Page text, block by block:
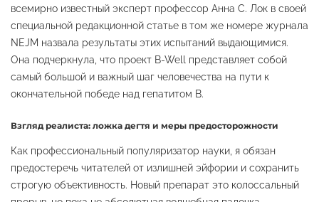
всемирно известный эксперт профессор Анна С. Лок в своей
специальной редакционной статье в том же номере журнала
NEJM назвала результаты этих испытаний выдающимися.
Она подчеркнула, что проект B-Well представляет собой
самый большой и важный шаг человечества на пути к
окончательной победе над гепатитом B.
Взгляд реалиста: ложка дегтя и меры предосторожности
Как профессиональный популяризатор науки, я обязан
предостеречь читателей от излишней эйфории и сохранить
строгую объективность. Новый препарат это колоссальный